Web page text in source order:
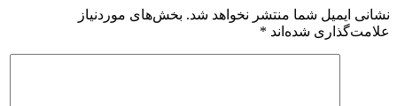
نشانی ایمیل شما منتشر نخواهد شد. بخش‌های موردنیاز
علامت‌گذاری شده‌اند *